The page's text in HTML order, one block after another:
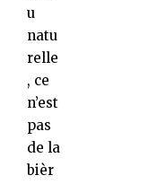
u
natu
relle
, ce
n’est
pas
de la
bièr